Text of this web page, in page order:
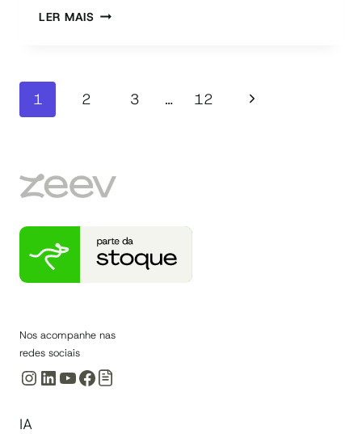
LER MAISO
PROGRESS
E
APLICAR
ENTREGAS
Navegação
da
1 2 3 … 12
Página
Nos acompanhe nas
redes sociais
Instagram
LinkedIn
Youtube
Facebook
IA